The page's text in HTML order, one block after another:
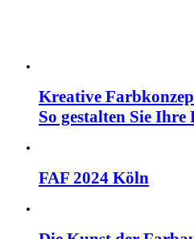
Kreative
So gestalten Sie Ihre
FAF 2024 Köln